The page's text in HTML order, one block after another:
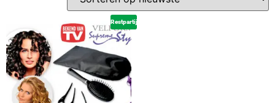
Restpartij